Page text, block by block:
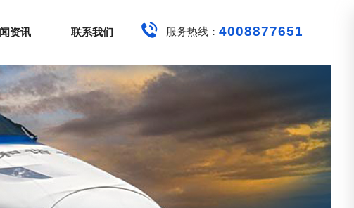
服务热线： 4008877651
资讯 联系我们